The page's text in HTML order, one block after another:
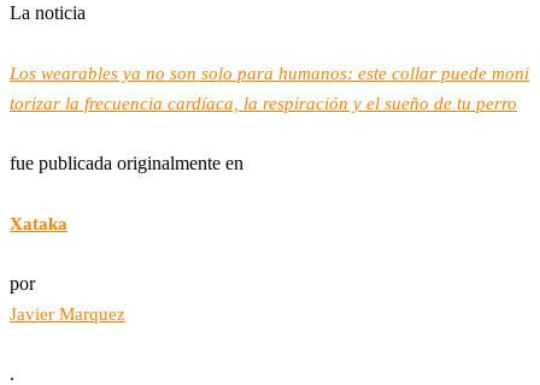
La noticia
Los wearables ya no son solo para humanos: este collar puede moni
torizar la frecuencia cardíaca, la respiración y el sueño de tu perro
fue publicada originalmente en
Xataka
por
Javier Marquez
.